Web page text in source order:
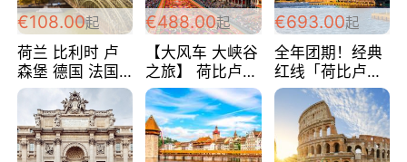
€108.00起
荷兰 比利时 卢
森堡 德国 法国
超爽玩遍西欧 循
环线 全程四星宾
馆 108欧/人/天
€488.00起
【大风车 大峡谷
之旅】 荷比卢德
法 巴黎上下 经
典五国四日游
488欧/人
€693.00起
全年团期！经典
红线「荷比卢德
法」七天循环 五
国 仅售99欧/人/
天！巴黎上下！
包拼房~